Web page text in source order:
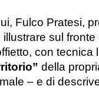
Fulco Pratesi,
sul
con
della
– e di